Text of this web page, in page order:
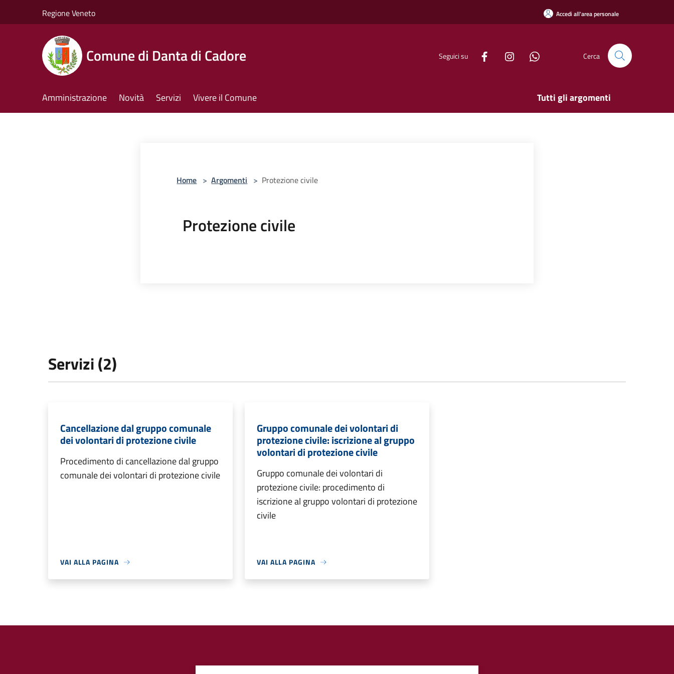
Regione Veneto Accedi all'area personale
Comune di Danta di Cadore Seguici su Cerca
Amministrazione Novità Servizi Vivere il Comune Tutti gli argomenti
Home > Argomenti > Protezione civile
Protezione civile
Servizi (2)
Cancellazione dal gruppo comunale
dei volontari di protezione civile
Procedimento di cancellazione dal gruppo
comunale dei volontari di protezione civile
VAI ALLA PAGINA
Gruppo comunale dei volontari di
protezione civile: iscrizione al gruppo
volontari di protezione civile
Gruppo comunale dei volontari di
protezione civile: procedimento di
iscrizione al gruppo volontari di protezione
civile
VAI ALLA PAGINA